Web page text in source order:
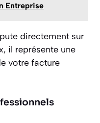
Entreprise
directement sur
il représente une
votre facture